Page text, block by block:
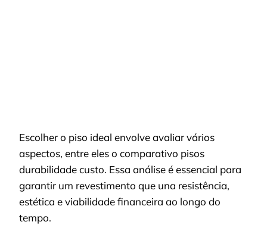
Escolher o piso ideal envolve avaliar vários
aspectos, entre eles o comparativo pisos
durabilidade custo. Essa análise é essencial para
garantir um revestimento que una resistência,
estética e viabilidade financeira ao longo do
tempo.